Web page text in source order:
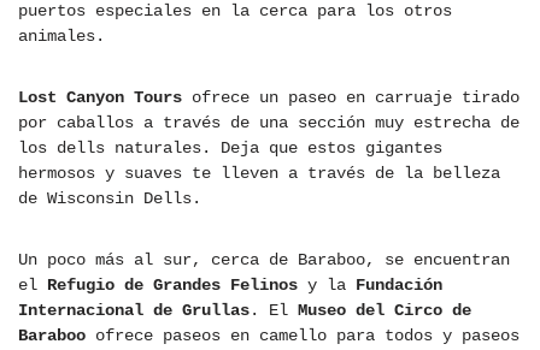
puertos especiales en la cerca para los otros
animales.
Lost Canyon Tours ofrece un paseo en carruaje tirado
por caballos a través de una sección muy estrecha de
los dells naturales. Deja que estos gigantes
hermosos y suaves te lleven a través de la belleza
de Wisconsin Dells.
Un poco más al sur, cerca de Baraboo, se encuentran
el Refugio de Grandes Felinos y la Fundación
Internacional de Grullas. El Museo del Circo de
Baraboo ofrece paseos en camello para todos y paseos